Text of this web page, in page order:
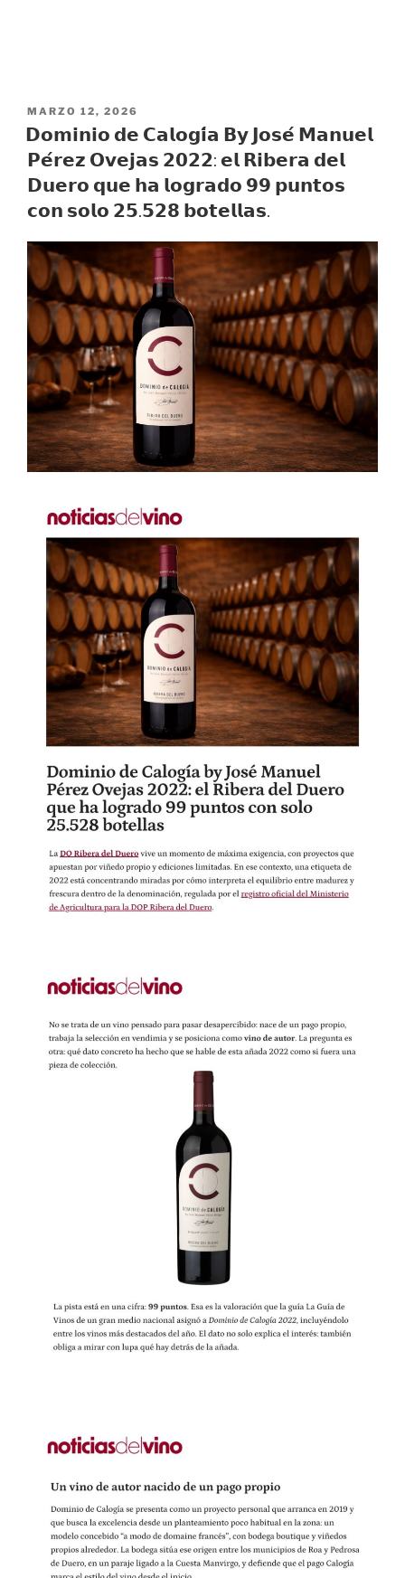
PUBLICADO
EL
MARZO 12, 2026
𝗗𝗼𝗺𝗶𝗻𝗶𝗼 𝗱𝗲 𝗖𝗮𝗹𝗼𝗴𝗶́𝗮 𝗕𝘆 𝗝𝗼𝘀𝗲́ 𝗠𝗮𝗻𝘂𝗲𝗹
𝗣𝗲́𝗿𝗲𝘇 𝗢𝘃𝗲𝗷𝗮𝘀 𝟮𝟬𝟮𝟮: 𝗲𝗹 𝗥𝗶𝗯𝗲𝗿𝗮 𝗱𝗲𝗹
𝗗𝘂𝗲𝗿𝗼 𝗾𝘂𝗲 𝗵𝗮 𝗹𝗼𝗴𝗿𝗮𝗱𝗼 𝟵𝟵 𝗽𝘂𝗻𝘁𝗼𝘀
𝗰𝗼𝗻 𝘀𝗼𝗹𝗼 𝟮𝟱.𝟱𝟮𝟴 𝗯𝗼𝘁𝗲𝗹𝗹𝗮𝘀.